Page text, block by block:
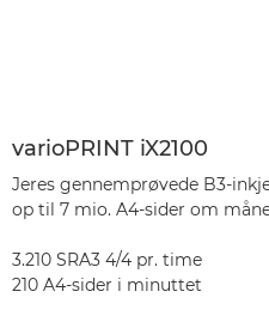
varioPRINT iX2100
Jeres gennemprøvede B3-
op til 7 mio. A4-sider om
3.210 SRA3 4/4 pr. time
210 A4-sider i minuttet